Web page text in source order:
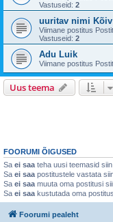
Vastuseid: 2
uuritav nimi Kõiv
Viimane postitus
Vastuseid: 2
Adu Luik
Viimane postitus
Uus teema
FOORUMI ÕIGUSED
Sa ei saa teha uusi teemasid
Sa ei saa postitustele vastata
Sa ei saa muuta oma postitusi
Sa ei saa kustutada oma
Foorumi pealeht